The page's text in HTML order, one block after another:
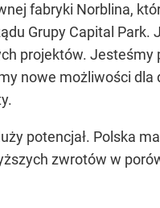
fabryki Norblina,
Grupy Capital
projektów.
nowe możliwości
potencjał. Polska
zwrotów w